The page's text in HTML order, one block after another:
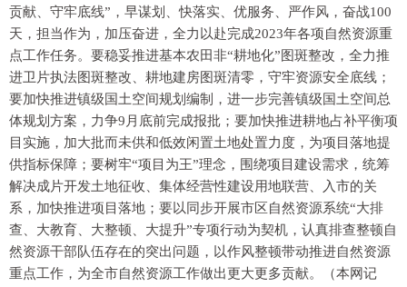
贡献、守牢底线”，早谋划、快落实、优服务、严作风，奋战100
天，担当作为，加压奋进，全力以赴完成2023年各项自然资源重
点工作任务。要稳妥推进基本农田非“耕地化”图斑整改，全力推
进卫片执法图斑整改、耕地建房图斑清零，守牢资源安全底线；
要加快推进镇级国土空间规划编制，进一步完善镇级国土空间总
体规划方案，力争9月底前完成报批；要加快推进耕地占补平衡项
目实施，加大批而未供和低效闲置土地处置力度，为项目落地提
供指标保障；要树牢“项目为王”理念，围绕项目建设需求，统筹
解决成片开发土地征收、集体经营性建设用地联营、入市的关
系，加快推进项目落地；要以同步开展市区自然资源系统“大排
查、大教育、大整顿、大提升”专项行动为契机，认真排查整顿自
然资源干部队伍存在的突出问题，以作风整顿带动推进自然资源
重点工作，为全市自然资源工作做出更大更多贡献。（本网记